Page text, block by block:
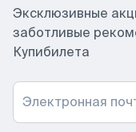
Эксклюзивные
заботливые
Купибилета
Электронная